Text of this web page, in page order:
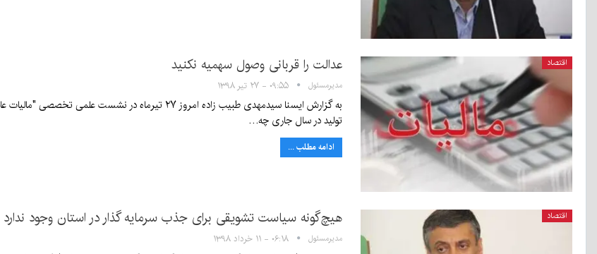
اقتصاد عدالت را قربانی وصول سهمیه نکنید
مدیرمسئول ۰۹:۵۵ - ۲۷ تیر ۱۳۹۸
به گزارش ایسنا سیدمهدی طبیب زاده امروز ۲۷ تیرماه در
تولید در سال جاری چه…
ادامه مطلب ...
اقتصاد هیچ‌گونه سیاست تشویقی برای جذب سرمایه گذار در استان وجود ندارد
مدیرمسئول ۰۶:۱۸ - ۱۱ خرداد ۱۳۹۸